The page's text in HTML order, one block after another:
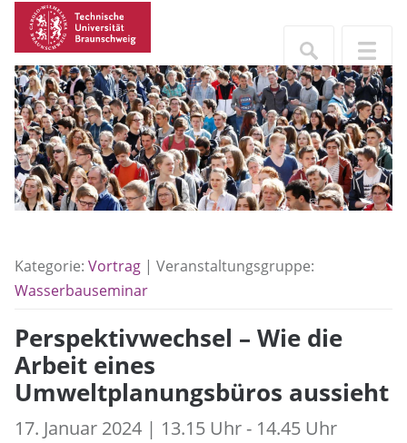
Kategorie: Vortrag | Veranstaltungsgruppe:
Wasserbauseminar
Perspektivwechsel – Wie die
Arbeit eines
Umweltplanungsbüros aussieht
17. Januar 2024 | 13.15 Uhr - 14.45 Uhr